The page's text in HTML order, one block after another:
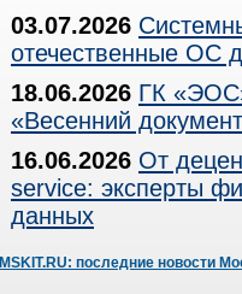
03.07.2026
отечественные ОС
18.06.2026 ГК
«Весенний
16.06.2026 От
service: эксперты
данных
MSKIT.RU: последние новости